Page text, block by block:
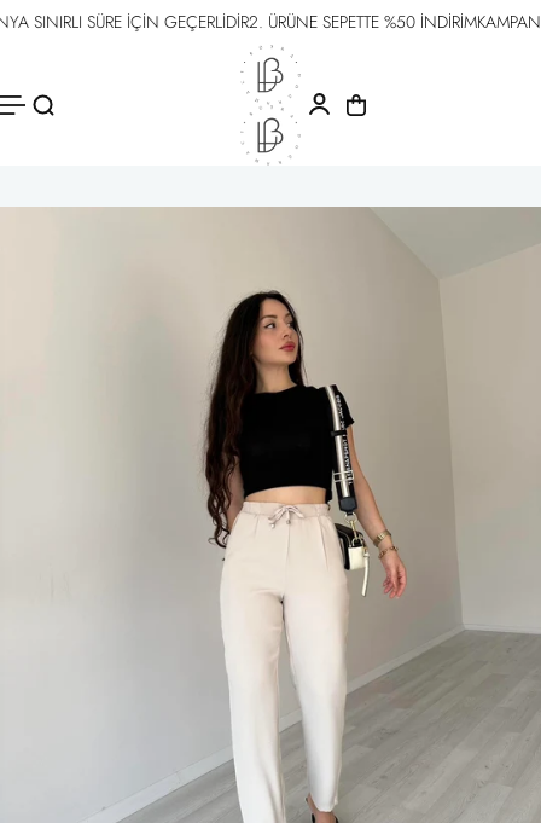
İÇERIĞE
SINIRLI SÜRE İÇİN GEÇERLİDİR2. ÜRÜNE SEPETTE %50 İNDİRİM